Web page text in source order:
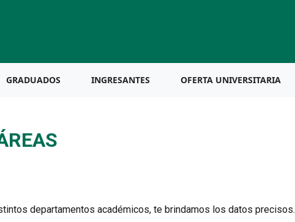
GRADUADOS INGRESANTES OFERTA UNIVERSITARIA
departamentos académicos, te brindamos los datos precisos.